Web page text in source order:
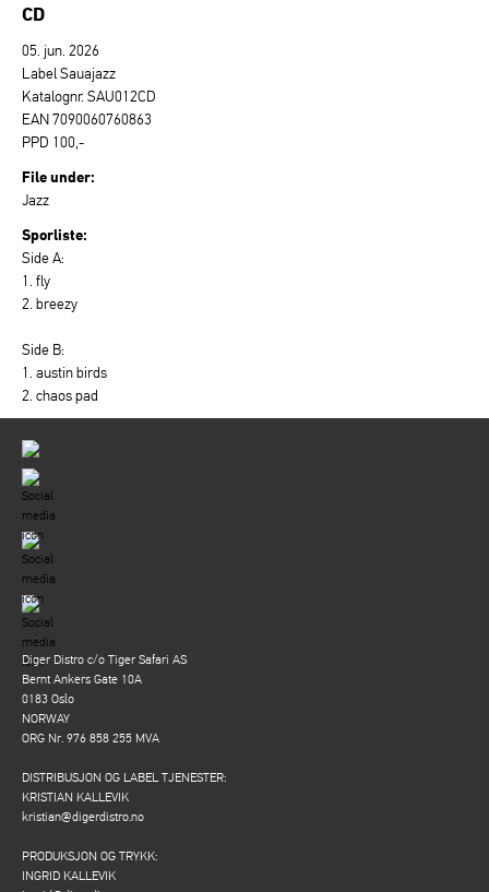
CD
05. jun. 2026
Label Sauajazz
Katalognr. SAU012CD
EAN 7090060760863
PPD 100,-
File under:
Jazz
Sporliste:
Side A:
1. fly
2. breezy
Side B:
1. austin birds
2. chaos pad
Diger Distro c/o Tiger Safari AS
Bernt Ankers Gate 10A
0183 Oslo
NORWAY
ORG Nr. 976 858 255 MVA
DISTRIBUSJON OG LABEL TJENESTER:
KRISTIAN KALLEVIK
kristian@digerdistro.no
PRODUKSJON OG TRYKK:
INGRID KALLEVIK